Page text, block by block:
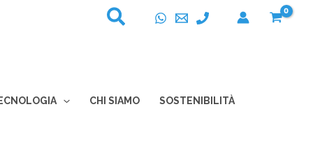
CHI SIAMO SOSTENIBILITÀ